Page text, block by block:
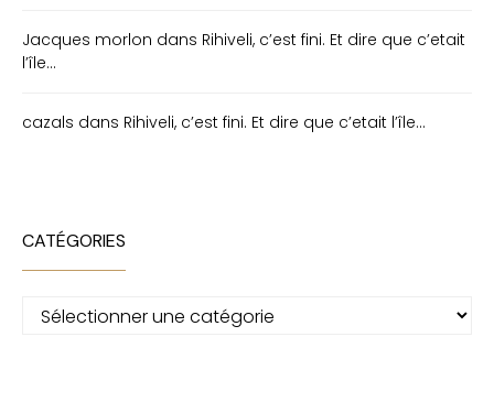
Jacques morlon dans Rihiveli, c’est fini. Et dire que c’etait
l’île…
cazals dans Rihiveli, c’est fini. Et dire que c’etait l’île…
CATÉGORIES
Catégories